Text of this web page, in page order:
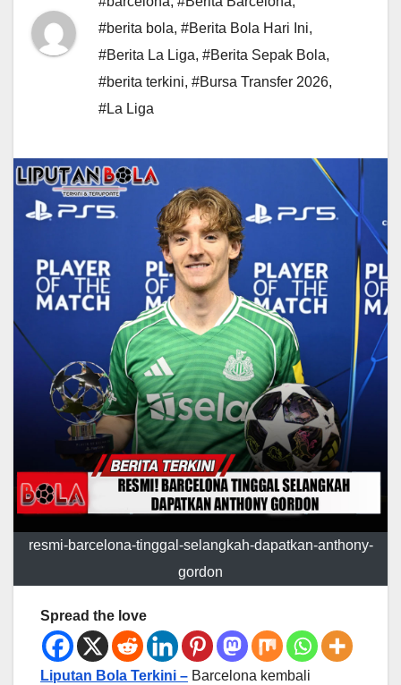
#berita bola, #Berita Bola Hari Ini,
#Berita La Liga, #Berita Sepak Bola,
#berita terkini, #Bursa Transfer 2026,
#La Liga
resmi-barcelona-tinggal-selangkah-dapatkan-anthony-
gordon
Spread the love
Liputan Bola Terkini – Barcelona kembali